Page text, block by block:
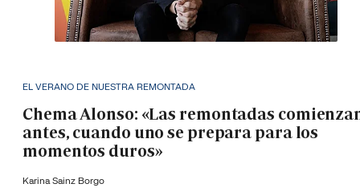
EL VERANO DE NUESTRA REMONTADA
Chema Alonso: «Las remontadas
antes, cuando uno se prepara para los
momentos duros»
Karina Sainz Borgo